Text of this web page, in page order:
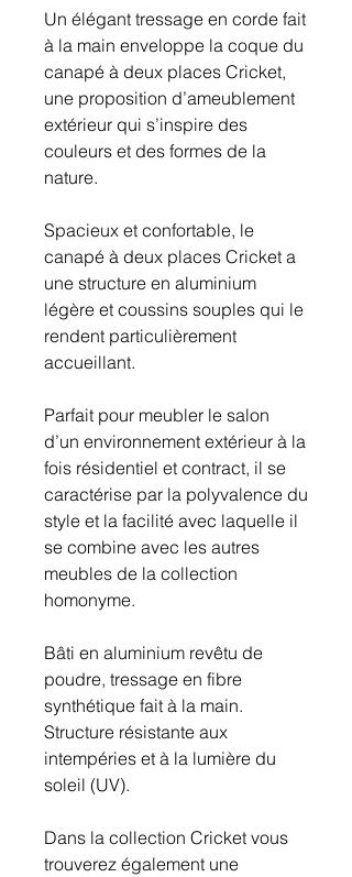
Un élégant tressage en corde fait
à la main enveloppe la coque du
canapé à deux places Cricket,
une proposition d’ameublement
extérieur qui s’inspire des
couleurs et des formes de la
nature.
Spacieux et confortable, le
canapé à deux places Cricket a
une structure en aluminium
légère et coussins souples qui le
rendent particulièrement
accueillant.
Parfait pour meubler le salon
d’un environnement extérieur à la
fois résidentiel et contract, il se
caractérise par la polyvalence du
style et la facilité avec laquelle il
se combine avec les autres
meubles de la collection
homonyme.
Bâti en aluminium revêtu de
poudre, tressage en fibre
synthétique fait à la main.
Structure résistante aux
intempéries et à la lumière du
soleil (UV).
Dans la collection Cricket vous
trouverez également une